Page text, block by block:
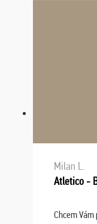
Milan L.
Atletico -
Chcem